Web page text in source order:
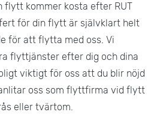
flytt kommer kosta efter RUT
för din flytt är självklart helt
för att flytta med oss. Vi
flyttjänster efter dig och dina
viktigt för oss att du blir nöjd
oss som flyttfirma vid flytt
eller tvärtom.